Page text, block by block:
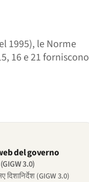
1995), le Norme
16 e 21 forniscono
del governo
(GIGW 3.0)
दिशानिर्देश (GIGW 3.0)